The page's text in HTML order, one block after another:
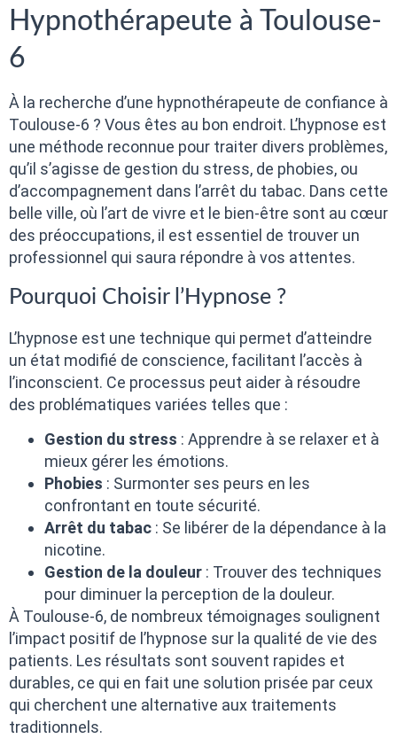
Hypnothérapeute à Toulouse-
6
À la recherche d’une hypnothérapeute de confiance à
Toulouse-6 ? Vous êtes au bon endroit. L’hypnose est
une méthode reconnue pour traiter divers problèmes,
qu’il s’agisse de gestion du stress, de phobies, ou
d’accompagnement dans l’arrêt du tabac. Dans cette
belle ville, où l’art de vivre et le bien-être sont au cœur
des préoccupations, il est essentiel de trouver un
professionnel qui saura répondre à vos attentes.
Pourquoi Choisir l’Hypnose ?
L’hypnose est une technique qui permet d’atteindre
un état modifié de conscience, facilitant l’accès à
l’inconscient. Ce processus peut aider à résoudre
des problématiques variées telles que :
Gestion du stress : Apprendre à se relaxer et à
mieux gérer les émotions.
Phobies : Surmonter ses peurs en les
confrontant en toute sécurité.
Arrêt du tabac : Se libérer de la dépendance à la
nicotine.
Gestion de la douleur : Trouver des techniques
pour diminuer la perception de la douleur.
À Toulouse-6, de nombreux témoignages soulignent
l’impact positif de l’hypnose sur la qualité de vie des
patients. Les résultats sont souvent rapides et
durables, ce qui en fait une solution prisée par ceux
qui cherchent une alternative aux traitements
traditionnels.